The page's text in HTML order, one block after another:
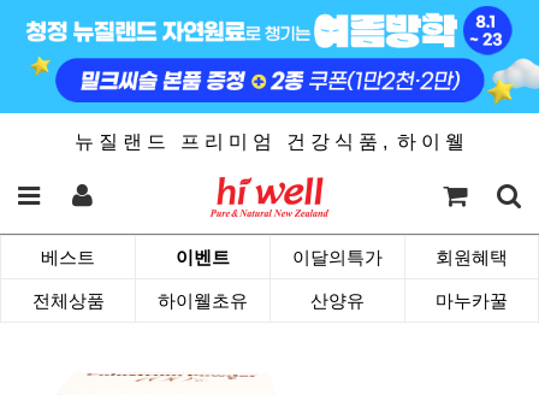
뉴 질 랜 드 프 리 미 엄 건 강 식 품 , 하 이 웰
베스트 이벤트 이달의특가 회원혜택
전체상품 하이웰초유 산양유 마누카꿀